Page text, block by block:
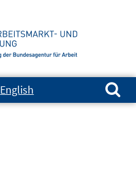
English
Suchen nach: